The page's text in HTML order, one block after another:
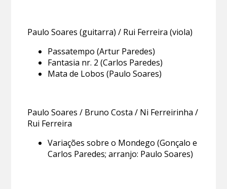
Paulo Soares (guitarra) / Rui Ferreira (viola)
Passatempo (Artur Paredes)
Fantasia nr. 2 (Carlos Paredes)
Mata de Lobos (Paulo Soares)
Paulo Soares / Bruno Costa / Ni Ferreirinha /
Rui Ferreira
Variações sobre o Mondego (Gonçalo e
Carlos Paredes; arranjo: Paulo Soares)